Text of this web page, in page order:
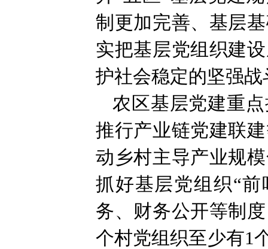
制更加完善、基层
实把基层党组织建
护社会稳定的坚强战
农区基层党建重
推行产业链党建联
动乡村主导产业规
抓好基层党组织“
务、财务公开等制
个村党组织至少有1